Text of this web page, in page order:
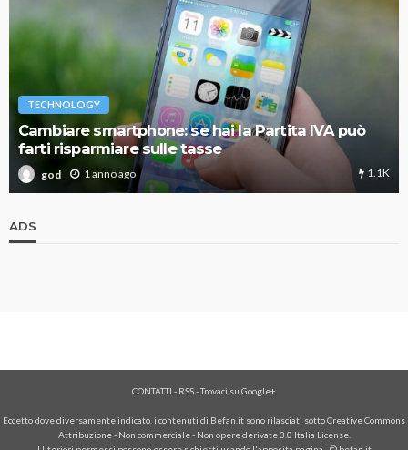
TECHNOLOGY
Cambiare smartphone: se hai la Partita IVA può
farti risparmiare sulle tasse
god 1 anno ago 1.1K
ADS
CONTATTI - RSS-Trovaci su Google+
Eccetto dove diversamente indicato, i contenuti di Befan.it sono rilasciati sotto Creative Commons
Attribuzione - Non commerciale - Non opere derivate 3.0 Italia License.